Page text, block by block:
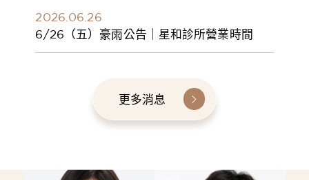
2026.06.26
6/26（五）豪雨公告｜星和診所營業時間
更多消息